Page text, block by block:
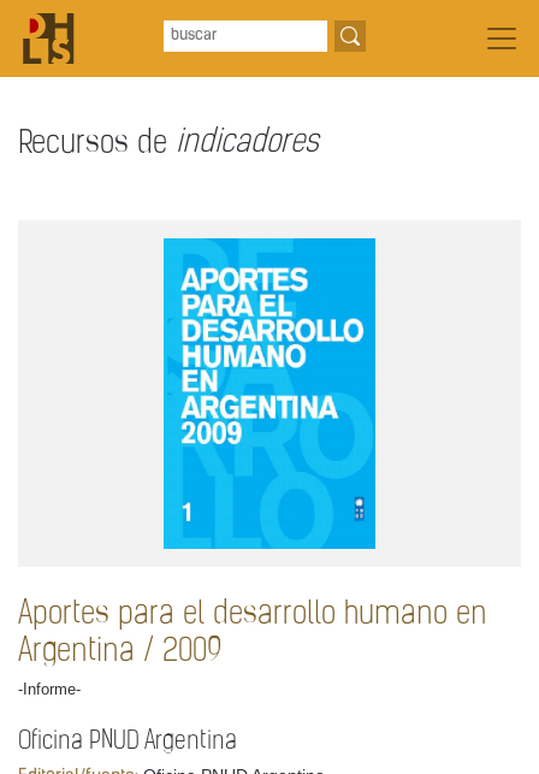
Recursos de indicadores
Aportes para el desarrollo humano en
Argentina / 2009
-Informe-
Oficina PNUD Argentina